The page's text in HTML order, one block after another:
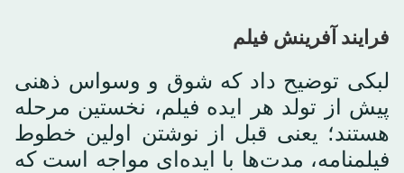
فرایند آفرینش فیلم
لبکی توضیح داد که شوق و وسواس ذهنی
پیش از تولد هر ایده فیلم، نخستین مرحله
هستند؛ یعنی قبل از نوشتن اولین خطوط
فیلمنامه، مدت‌ها با ایده‌ای مواجه است که